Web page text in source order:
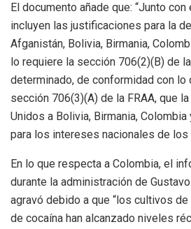
El documento añade que: “Junto
incluyen las justificaciones para la
Afganistán, Bolivia, Birmania,
lo requiere la sección 706(2)(B) de
determinado, de conformidad con lo
sección 706(3)(A) de la FRAA, que
Unidos a Bolivia, Birmania,
para los intereses nacionales de los
En lo que respecta a Colombia, el
durante la administración de
agravó debido a que “los cultivos
de cocaína han alcanzado niveles